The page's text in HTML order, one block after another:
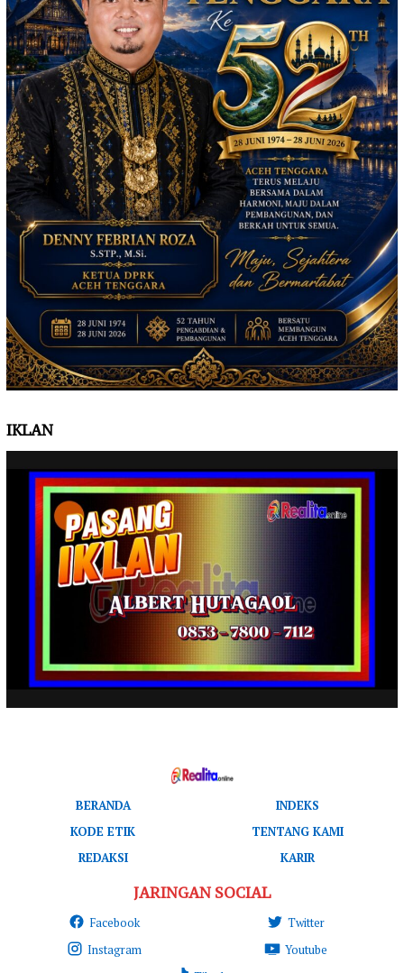
IKLAN
BERANDA
INDEKS
KODE ETIK
TENTANG KAMI
REDAKSI
KARIR
JARINGAN SOCIAL
Facebook
Twitter
Instagram
Youtube